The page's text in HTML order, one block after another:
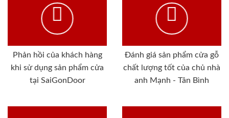
Phản hồi của khách hàng
khi sử dụng sản phẩm cửa
tại SaiGonDoor
Đánh giá sản phẩm cửa gỗ
chất lượng tốt của chủ nhà
anh Mạnh - Tân Bình